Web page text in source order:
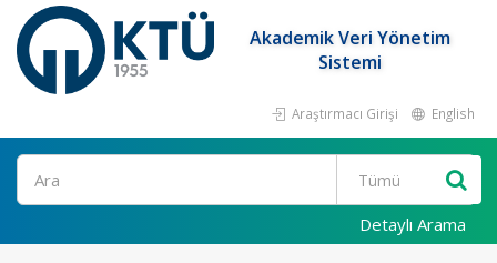
Akademik Veri Yönetim
Sistemi
Araştırmacı Girişi English
Ara
Detaylı Arama